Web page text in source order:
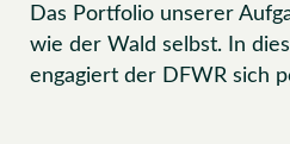
Das Portfolio unserer
wie der Wald selbst. In
engagiert der DFWR sich